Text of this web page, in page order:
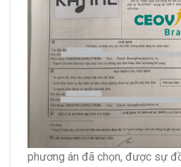
phương án đã chọn, được sự